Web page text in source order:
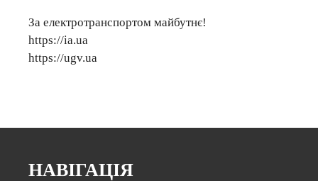
За електротранспортом майбутнє!
https://ia.ua
https://ugv.ua
НАВІГАЦІЯ